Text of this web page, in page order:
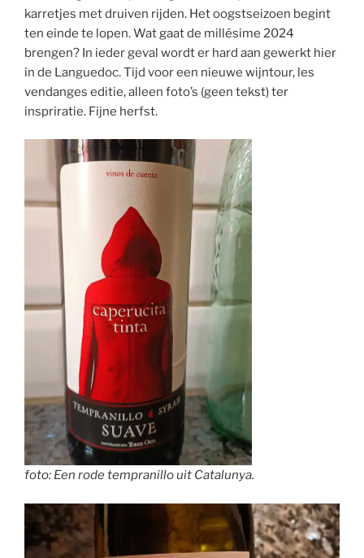
karretjes met druiven rijden. Het oogstseizoen begint
ten einde te lopen. Wat gaat de millésime 2024
brengen? In ieder geval wordt er hard aan gewerkt hier
in de Languedoc. Tijd voor een nieuwe wijntour, les
vendanges editie, alleen foto’s (geen tekst) ter
inspriratie. Fijne herfst.
foto: Een rode tempranillo uit Catalunya.